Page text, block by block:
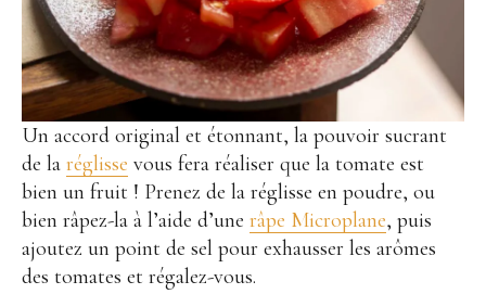
Un accord original et étonnant, la pouvoir sucrant
de la réglisse vous fera réaliser que la tomate est
bien un fruit ! Prenez de la réglisse en poudre, ou
bien râpez-la à l’aide d’une râpe Microplane, puis
ajoutez un point de sel pour exhausser les arômes
des tomates et régalez-vous.